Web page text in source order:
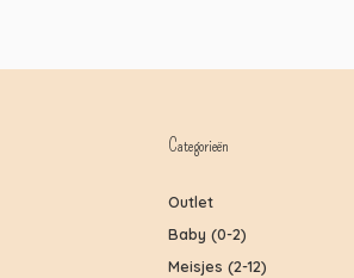
Categorieën
Outlet
Baby (0-2)
Meisjes (2-12)